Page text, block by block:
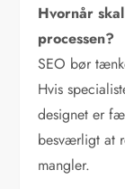
Hvornår
processen?
SEO bør
Hvis
designet er
besværligt at
mangler.